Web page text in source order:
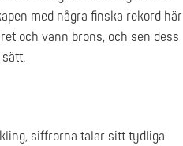
med några finska rekord här
och vann brons, och sen dess
siffrorna talar sitt tydliga